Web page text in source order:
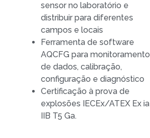
sensor no laboratório e
distribuir para diferentes
campos e locais
Ferramenta de software
AQCFG para monitoramento
de dados, calibração,
configuração e diagnóstico
Certificação à prova de
explosões IECEx/ATEX Ex ia
IIB T5 Ga.